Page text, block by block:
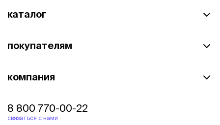
каталог
покупателям
компания
8 800 770-00-22
связаться с нами